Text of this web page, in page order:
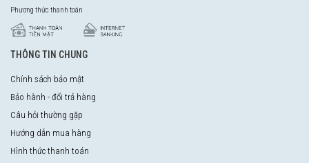
Phương thức thanh toán
THÔNG TIN CHUNG
Chính sách bảo mật
Bảo hành - đổi trả hàng
Câu hỏi thường gặp
Hướng dẫn mua hàng
Hình thức thanh toán